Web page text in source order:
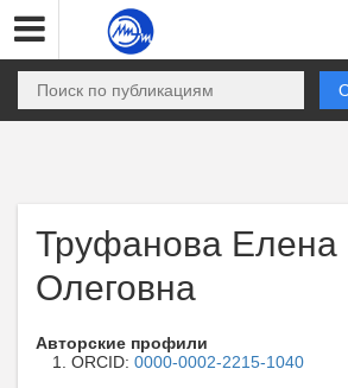
Труфанова Елена
Олеговна
Авторские профили
ORCID: 0000-0002-2215-1040